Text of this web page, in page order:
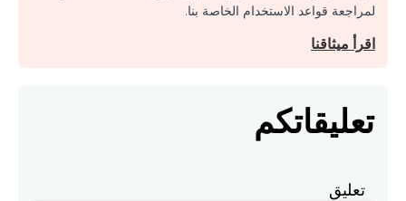
لمراجعة قواعد الاستخدام الخاصة بنا.
اقرأ ميثاقنا
تعليقاتكم
تعليق